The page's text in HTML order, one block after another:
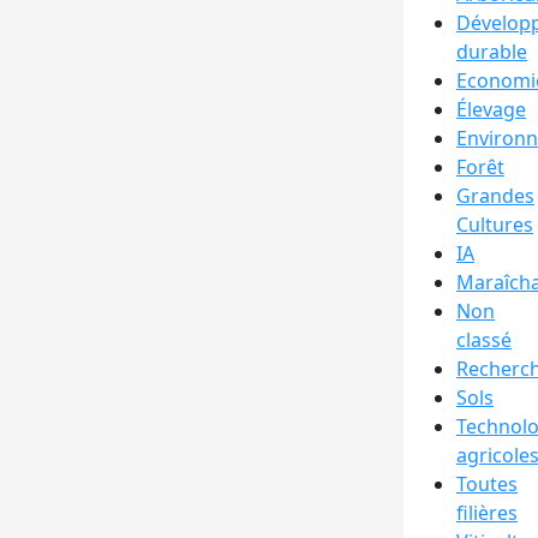
durable
Élevage
Forêt
Grandes
Cultures
IA
Non
classé
Sols
agricoles
Toutes
filières